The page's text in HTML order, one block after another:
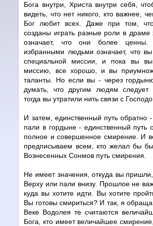
Бога внутри, Христа внутри себя,
видеть, что нет никого, кто важнее,
Бог любит всех. Даже при том,
созданы играть разные роли в драме
означает, что они более ценны.
избранными людьми означает, что
специальной миссии, и пока вы
миссию, все хорошо, и вы
таланты. Но если вы - через
думать, что другим людям следует
тогда вы утратили нить связи с
И затем, единственный путь обратно
пали в гордыне - единственный путь
полное и совершенное смирение. И
предписываем всем, кто желал бы
Вознесенных Сонмов путь смирения.
Не имеет значения, откуда вы
Верху или пали внизу. Прошлое не
куда вы хотите идти. Вы хотите
Вы готовы смириться? И так, я
Веке Водолея те считаются
Бога, кто имеет величайшее